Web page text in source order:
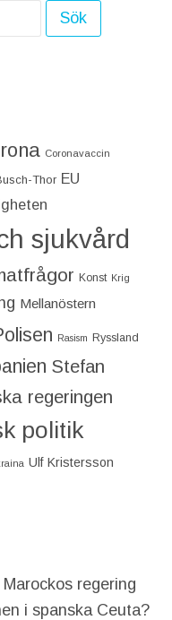
Coronavaccin
Thor EU
sjukvård
Konst Krig
Mellanöstern
Rasism Ryssland
Stefan
regeringen
politik
Ulf Kristersson
regering
i spanska Ceuta?